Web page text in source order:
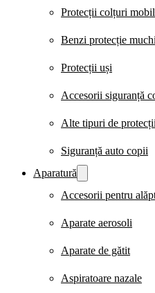
Protecții colțuri
Benzi protecție
Protecții uși
Accesorii siguranță
Alte tipuri de
Siguranță auto copii
Aparatură
Accesorii pentru
Aparate aerosoli
Aparate de gătit
Aspiratoare nazale